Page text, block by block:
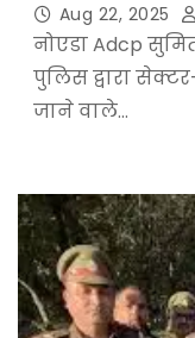
Aug 22, 2025
नोएडा Adcp
पुलिस द्वारा
जाने वाले…